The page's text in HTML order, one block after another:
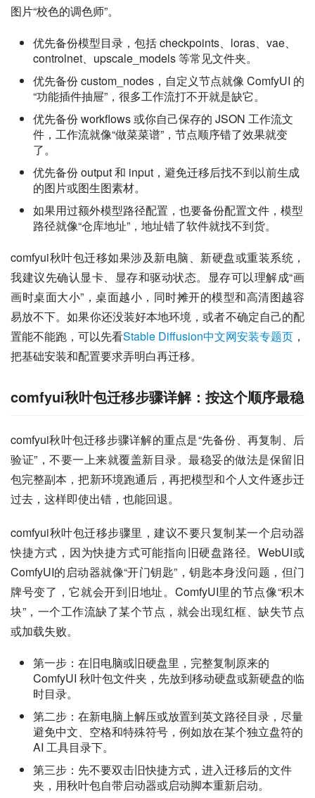
图片“校色的调色师”。
优先备份模型目录，包括 checkpoints、loras、vae、
controlnet、upscale_models 等常见文件夹。
优先备份 custom_nodes，自定义节点就像 ComfyUI 的
“功能插件抽屉”，很多工作流打不开就是缺它。
优先备份 workflows 或你自己保存的 JSON 工作流文
件，工作流就像“做菜菜谱”，节点顺序错了效果就变
了。
优先备份 output 和 input，避免迁移后找不到以前生成
的图片或图生图素材。
如果用过额外模型路径配置，也要备份配置文件，模型
路径就像“仓库地址”，地址错了软件就找不到货。
comfyui秋叶包迁移如果涉及新电脑、新硬盘或重装系统，
我建议先确认显卡、显存和驱动状态。显存可以理解成“画
画时桌面大小”，桌面越小，同时摊开的模型和高清图越容
易放不下。如果你还没装好本地环境，或者不确定自己的配
置能不能跑，可以先看Stable Diffusion中文网安装专题页 ，
把基础安装和配置要求弄明白再迁移。
comfyui秋叶包迁移步骤详解：按这个顺序最稳
comfyui秋叶包迁移步骤详解的重点是“先备份、再复制、后
验证”，不要一上来就覆盖新目录。最稳妥的做法是保留旧
包完整副本，把新环境跑通后，再把模型和个人文件逐步迁
过去，这样即使出错，也能回退。
comfyui秋叶包迁移步骤里，建议不要只复制某一个启动器
快捷方式，因为快捷方式可能指向旧硬盘路径。WebUI或
ComfyUI的启动器就像“开门钥匙”，钥匙本身没问题，但门
牌号变了，它就会开到旧地址。ComfyUI里的节点像“积木
块”，一个工作流缺了某个节点，就会出现红框、缺失节点
或加载失败。
第一步：在旧电脑或旧硬盘里，完整复制原来的
ComfyUI 秋叶包文件夹，先放到移动硬盘或新硬盘的临
时目录。
第二步：在新电脑上解压或放置到英文路径目录，尽量
避免中文、空格和特殊符号，例如放在某个独立盘符的
AI 工具目录下。
第三步：先不要双击旧快捷方式，进入迁移后的文件
夹，用秋叶包自带启动器或启动脚本重新启动。